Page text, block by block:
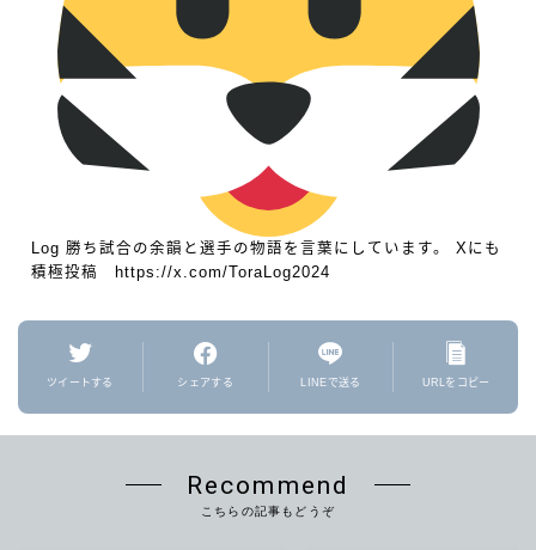
Log 勝ち試合の余韻と選手の物語を言葉にしています。 Xにも
積極投稿 https://x.com/ToraLog2024
ツイートする シェアする LINEで送る URLをコピー
Recommend
こちらの記事もどうぞ